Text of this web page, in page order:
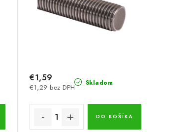
Skladom
€1,29 bez DPH
€1,59
DO KOŠÍKA